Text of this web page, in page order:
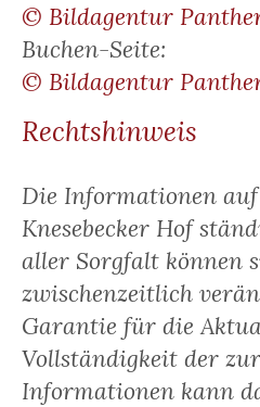
© Bildagentur
Buchen-Seite:
© Bildagentur
Rechtshinweis
Die Informationen auf
Knesebecker Hof
aller Sorgfalt können
zwischenzeitlich
Garantie für die
Vollständigkeit der
Informationen kann